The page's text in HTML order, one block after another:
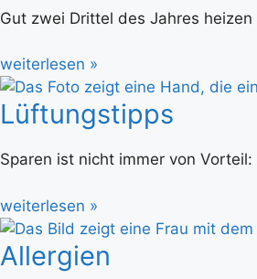
Gut zwei Drittel des Jahres
weiterlesen »
Lüftungstipps
Sparen ist nicht immer von
weiterlesen »
Allergien